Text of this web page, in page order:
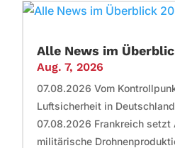
Alle News im
Aug. 7, 2026
07.08.2026 Vom
Luftsicherheit in
07.08.2026 Frankreich setzt
militärische